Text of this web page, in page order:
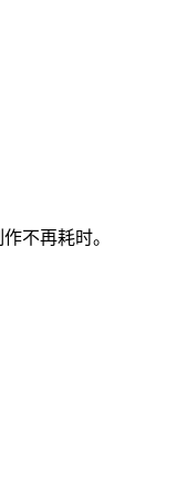
不再耗时。